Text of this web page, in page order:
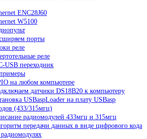
ENC28J60
W5100
порты
реле
реле
USB переходник
на любом компьютере
датчики DS18B20 к компьютеру
USBaspLoader на плату USBasp
(433/315мгц)
радиомодулей 433мгц и 315мгц
передачи данных в виде цифрового кода